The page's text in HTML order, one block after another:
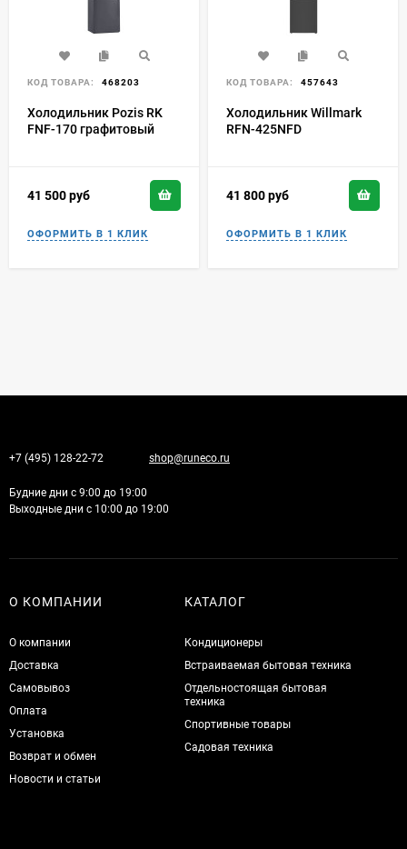
КОД ТОВАРА: 468203
Холодильник Pozis RK
FNF-170 графитовый
41 500руб
КОД ТОВАРА: 457643
Холодильник Willmark
RFN-425NFD
41 800руб
+7 (495) 128-22-72 shop@runeco.ru
Будние дни с 9:00 до 19:00
Выходные дни с 10:00 до 19:00
О КОМПАНИИ
О компании
Доставка
Самовывоз
Оплата
Установка
Возврат и обмен
Новости и статьи
КАТАЛОГ
Кондиционеры
Встраиваемая бытовая техника
Отдельностоящая бытовая
техника
Спортивные товары
Садовая техника